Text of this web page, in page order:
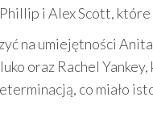
i Alex Scott,
na umiejętności
oraz Rachel
co miało